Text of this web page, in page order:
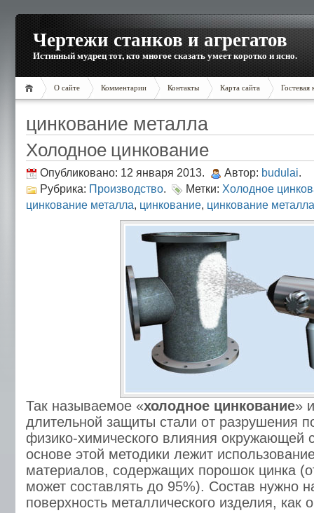
Чертежи станков и агрегатов
Истинный мудрец тот, кто многое сказать умеет коротко и ясно.
О сайте Комментарии Контакты Карта сайта Гостевая
цинкование металла
Холодное цинкование
Опубликовано: 12 января 2013. Автор: budulai.
Рубрика: Производство. Метки: Холодное
цинкование металла, цинкование, цинкование металла
Так называемое «холодное цинкование»
длительной защиты стали от разрушения
физико-химического влияния окружающей
основе этой методики лежит
материалов, содержащих порошок цинка
может составлять до 95%). Состав нужно
поверхность металлического изделия, как